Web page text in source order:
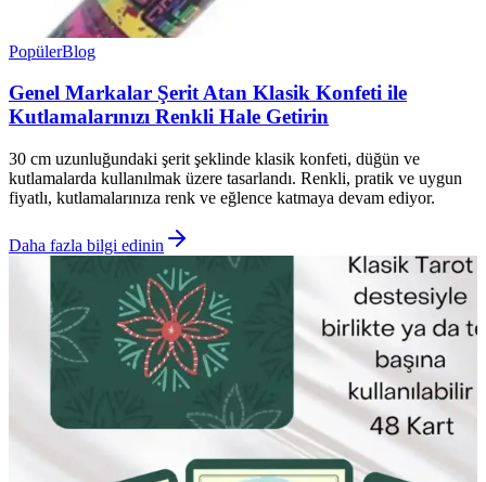
PopülerBlog
Genel Markalar Şerit Atan Klasik Konfeti ile
Kutlamalarınızı Renkli Hale Getirin
30 cm uzunluğundaki şerit şeklinde klasik konfeti, düğün ve
kutlamalarda kullanılmak üzere tasarlandı. Renkli, pratik ve uygun
fiyatlı, kutlamalarınıza renk ve eğlence katmaya devam ediyor.
Daha fazla bilgi edinin